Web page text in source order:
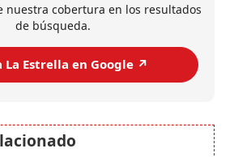
nuestra cobertura en los resultados
de búsqueda.
La Estrella en Google ↗️